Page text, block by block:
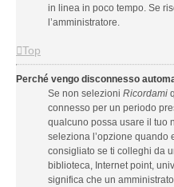
in linea in poco tempo. Se
l’amministratore.
Top
Perché vengo disconnesso
Se non selezioni Ricordami
connesso per un periodo
qualcuno possa usare il tuo
seleziona l’opzione quando
consigliato se ti colleghi da
biblioteca, Internet point,
significa che un